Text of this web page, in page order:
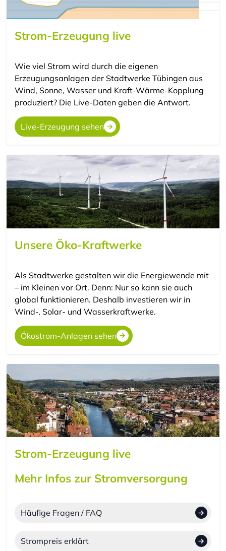
Strom-Erzeugung live
Wie viel Strom wird durch die eigenen
Erzeugungsanlagen der Stadtwerke Tübingen aus
Wind, Sonne, Wasser und Kraft-Wärme-Kopplung
produziert? Die Live-Daten geben die Antwort.
Live-Erzeugung sehen
Unsere Öko-Kraftwerke
Als Stadtwerke gestalten wir die Energiewende mit
– im Kleinen vor Ort. Denn: Nur so kann sie auch
global funktionieren. Deshalb investieren wir in
Wind-, Solar- und Wasserkraftwerke.
Ökostrom-Anlagen sehen
Strom-Erzeugung live
Mehr Infos zur Stromversorgung
Häufige Fragen / FAQ
Strompreis erklärt